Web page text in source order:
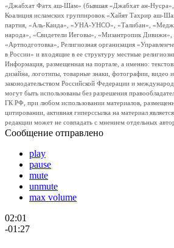
«Джабхат Фатх аш-Шам» (бывшая «Джабхат ан-Нусра»,
Коалиция исламских группировок «Хайят Тахрир аш-
партия, «Аль-Каида», «УНА-УНСО», «Талибан»,
народа», «Свидетели Иеговы», «Мизантропик Дивижн»,
«Артподготовка», Религиозная организация
в России» и входящие в ее структуру местные
Информация, размещенная на портале, а именно:
дизайна, логотипы, товарные знаки, фотографии, видео
законодательством Российской Федерации и
могут быть использованы без разрешения
ГК РФ, при любом использовании материалов,
цитировании, активная гиперссылка на материал
редакции может не совпадать с мнением отдельных
Сообщение отправлено
play
pause
mute
unmute
max volume
02:01
-01:27